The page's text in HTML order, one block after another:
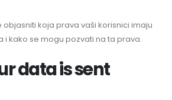
koja prava vaši korisnici imaju
kako se mogu pozvati na ta prava.
data is sent